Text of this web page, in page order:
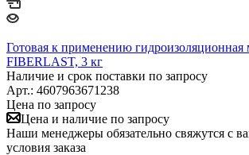
Готовая к применению гидроизоляционная
FIBERLAST, 3 кг
Наличие и срок поставки по запросу
Арт.: 4607963671238
Цена по запросу
Цена и наличие по запросу
Наши менеджеры обязательно свяжутся с
условия заказа